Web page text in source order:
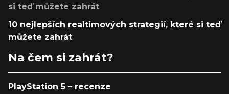
si teď můžete zahrát
10 nejlepších realtimových strategií, které si teď
můžete zahrát
Na čem si zahrát?
PlayStation 5 – recenze